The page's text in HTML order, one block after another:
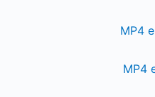
MP4
MP4